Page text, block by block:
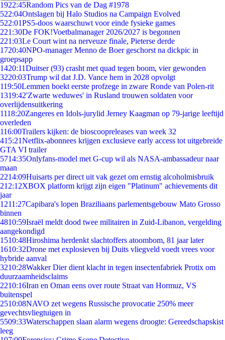
1922:45Random Pics van de Dag #1978
522:04Ontslagen bij Halo Studios na Campaign Evolved
522:01PS5-doos waarschuwt voor einde fysieke games
221:30De FOK!Voetbalmanager 2026/2027 is begonnen
221:03Le Court wint na nerveuze finale, Pieterse derde
1720:40NPO-manager Menno de Boer geschorst na dickpic in
groepsapp
1420:11Duitser (93) crasht met quad tegen boom, vier gewonden
3220:03Trump wil dat J.D. Vance hem in 2028 opvolgt
119:50Lemmen boekt eerste profzege in zware Ronde van Polen-rit
1319:42'Zwarte weduwes' in Rusland trouwen soldaten voor
overlijdensuitkering
1118:20Zangeres en Idols-jurylid Jerney Kaagman op 79-jarige leeftijd
overleden
116:00Trailers kijken: de bioscoopreleases van week 32
415:21Netflix-abonnees krijgen exclusieve early access tot uitgebreide
GTA VI trailer
5714:35Onlyfans-model met G-cup wil als NASA-ambassadeur naar
maan
2214:09Huisarts per direct uit vak gezet om ernstig alcoholmisbruik
212:12XBOX platform krijgt zijn eigen "Platinum" achievements dit
jaar
1211:27Capibara's lopen Braziliaans parlementsgebouw Mato Grosso
binnen
4810:59Israël meldt dood twee militairen in Zuid-Libanon, vergelding
aangekondigd
1510:48Hiroshima herdenkt slachtoffers atoombom, 81 jaar later
1610:32Drone met explosieven bij Duits vliegveld voedt vrees voor
hybride aanval
3210:28Wakker Dier dient klacht in tegen insectenfabriek Protix om
duurzaamheidsclaims
2210:16Iran en Oman eens over route Straat van Hormuz, VS
buitenspel
2510:08NAVO zet wegens Russische provocatie 250% meer
gevechtsvliegtuigen in
5509:33Waterschappen slaan alarm wegens droogte: Gereedschapskist
leeg